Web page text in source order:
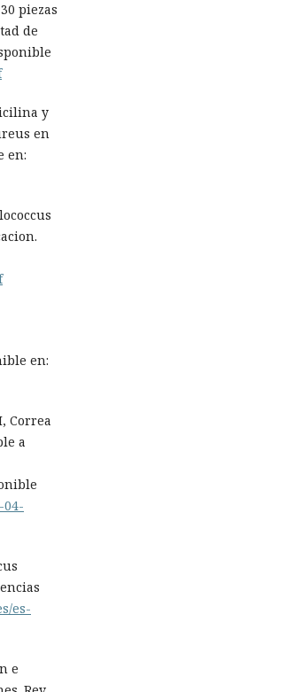
piezas
de
y
en
en:
en:
Correa
a
04-
es-
e